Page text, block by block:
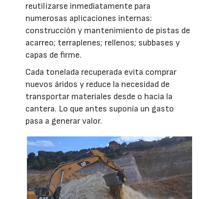
reutilizarse inmediatamente para
numerosas aplicaciones internas:
construcción y mantenimiento de pistas de
acarreo; terraplenes; rellenos; subbases y
capas de firme.
Cada tonelada recuperada evita comprar
nuevos áridos y reduce la necesidad de
transportar materiales desde o hacia la
cantera. Lo que antes suponía un gasto
pasa a generar valor.